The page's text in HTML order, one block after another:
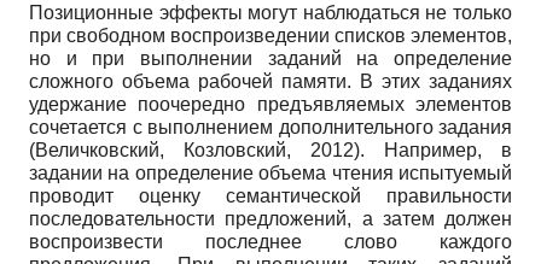
Позиционные эффекты могут наблюдаться не только
при свободном воспроизведении списков элементов,
но и при выполнении заданий на определение
сложного объема рабочей памяти. В этих заданиях
удержание поочередно предъявляемых элементов
сочетается с выполнением дополнительного задания
(Величковский, Козловский, 2012). Например, в
задании на определение объема чтения испытуемый
проводит оценку семантической правильности
последовательности предложений, а затем должен
воспроизвести последнее слово каждого